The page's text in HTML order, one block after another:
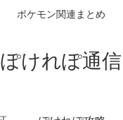
ポケモン関連まとめ
ぽけれぽ通信